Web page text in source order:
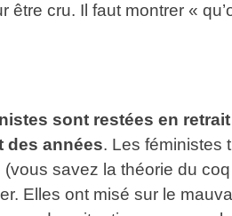
être cru. Il faut montrer «
sont restées en
des années. Les féministes
savez la théorie du
Elles ont misé sur le